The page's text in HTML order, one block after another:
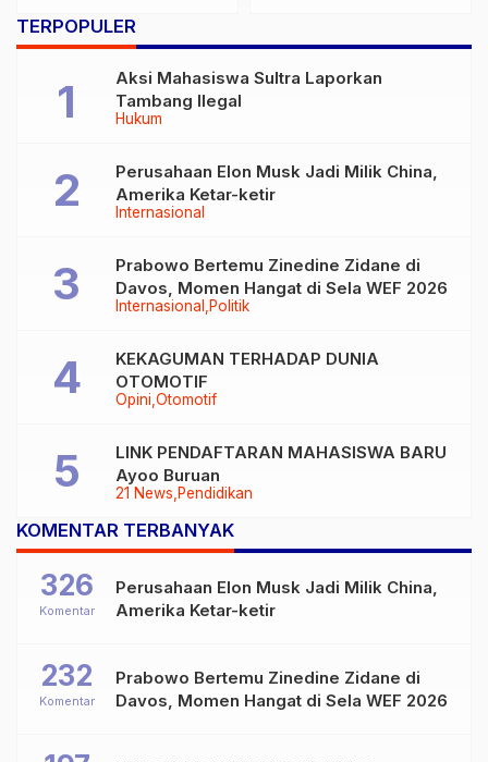
TERPOPULER
Hukum
Aksi Mahasiswa Sultra Laporkan
Tambang Ilegal
Internasional
Perusahaan Elon Musk Jadi Milik China,
Amerika Ketar-ketir
Internasional Politik
Prabowo Bertemu Zinedine Zidane di
Davos, Momen Hangat di Sela WEF 2026
Opini Otomotif
KEKAGUMAN TERHADAP DUNIA
OTOMOTIF
21 News Pendidikan
LINK PENDAFTARAN MAHASISWA BARU
Ayoo Buruan
KOMENTAR TERBANYAK
Perusahaan Elon Musk Jadi Milik China,
Amerika Ketar-ketir
326
Komentar
Prabowo Bertemu Zinedine Zidane di
Davos, Momen Hangat di Sela WEF 2026
232
Komentar